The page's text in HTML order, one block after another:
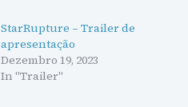
StarRupture – Trailer de
apresentação
Dezembro 19, 2023
In "Trailer"